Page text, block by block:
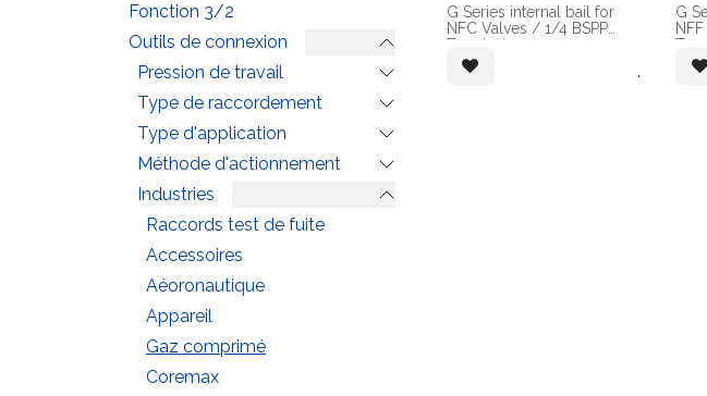
Fonction 3/2
Outils de connexion
Pression de travail
Type de raccordement
Type d'application
Méthode d'actionnement
Industries
Raccords test de fuite
Accessoires
Aéoronautique
Appareil
Gaz comprimé
Coremax
G Series internal bail for
NFC Valves / 1/4 BSPP
Terminaison
Internal Connections tool
for Argon, Helium, Azote
.
G
for